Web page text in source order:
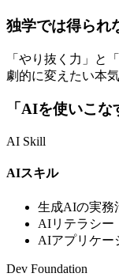
独学では得られ
「やり抜く力」と
劇的に変えたい本
「AIを使いこ
AI Skill
AIスキル
生成AIの実務
AIリテラシー
AIアプリケー
Dev Foundation